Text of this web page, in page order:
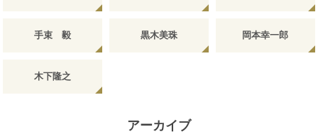
手束 毅 黒木美珠 岡本幸一郎
木下隆之
アーカイブ